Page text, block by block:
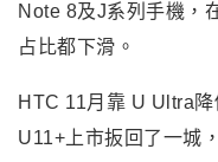
Note 8及J系列手機，
占比都下滑。
HTC 11月靠 U Ultra
U11+上市扳回了一城